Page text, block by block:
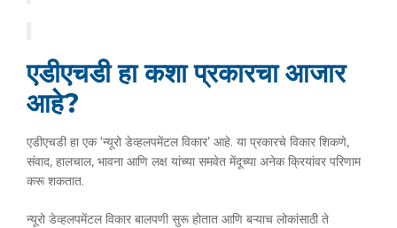
एडीएचडी हा कशा प्रकारचा आजार
आहे?
एडीएचडी हा एक ‘न्यूरो डेव्हलपमेंटल विकार’ आहे. या प्रकारचे विकार शिकणे,
संवाद, हालचाल, भावना आणि लक्ष यांच्या समवेत मेंदूच्या अनेक क्रियांवर परिणाम
करू शकतात.
न्यूरो डेव्हलपमेंटल विकार बालपणी सुरू होतात आणि बऱ्याच लोकांसाठी ते